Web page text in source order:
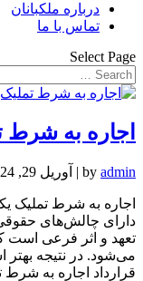
درباره ملکبانان
تماس با ما
Select Page
اجاره به شرط
by admin
| آوریل 29, 2024
اجاره به شرط تملیک
دارای چالش‌های
تعهد و اثر فرعی است
می‌شود. در نتیجه بهتر
قرارداد اجاره به شرط